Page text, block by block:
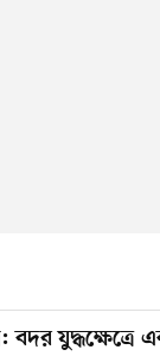
বদর যুদ্ধক্ষেত্রে